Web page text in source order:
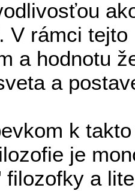
V rámci
a hodnotu
a
k
je
filozofky a